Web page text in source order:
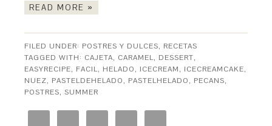
READ MORE »
FILED UNDER: POSTRES Y DULCES, RECETAS
TAGGED WITH: CAJETA, CARAMEL, DESSERT,
EASYRECIPE, FACIL, HELADO, ICECREAM, ICECREAMCAKE,
NUEZ, PASTELDEHELADO, PASTELHELADO, PECANS,
POSTRES,SUMMER